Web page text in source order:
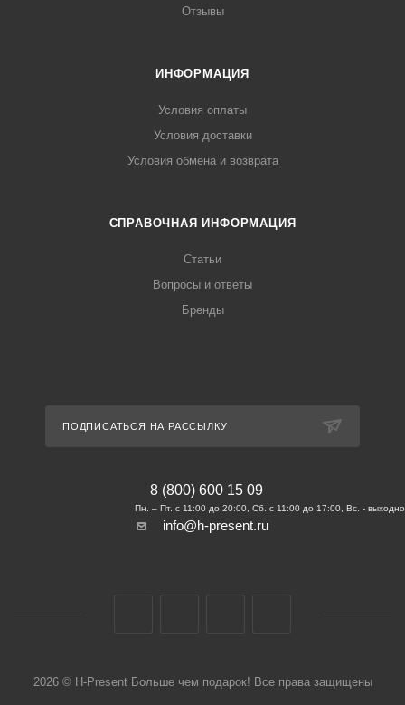
Отзывы
ИНФОРМАЦИЯ
Условия оплаты
Условия доставки
Условия обмена и возврата
СПРАВОЧНАЯ ИНФОРМАЦИЯ
Статьи
Вопросы и ответы
Бренды
ПОДПИСАТЬСЯ НА РАССЫЛКУ
8 (800) 600 15 09
info@h-present.ru
2026 © H-Present Больше чем подарок! Все права защищены